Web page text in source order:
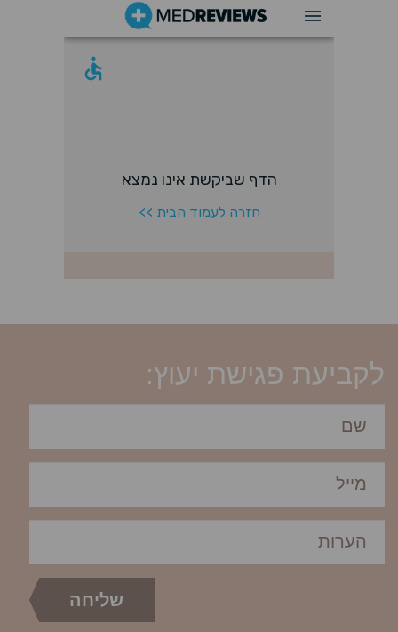
לקביעת פגישת יעוץ: